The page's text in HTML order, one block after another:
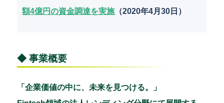
額4億円の資金調達を実施（2020年4月30日）
◆ 事業概要
「企業価値の中に、未来を見つける。」